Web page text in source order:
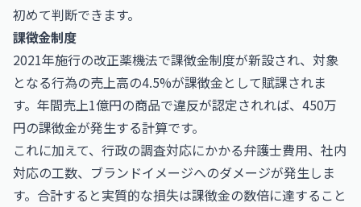
初めて判断できます。
課徴金制度
2021年施行の改正薬機法で課徴金制度が新設され、対象
となる行為の売上高の4.5%が課徴金として賦課されま
す。年間売上1億円の商品で違反が認定されれば、450万
円の課徴金が発生する計算です。
これに加えて、行政の調査対応にかかる弁護士費用、社内
対応の工数、ブランドイメージへのダメージが発生しま
す。合計すると実質的な損失は課徴金の数倍に達すること